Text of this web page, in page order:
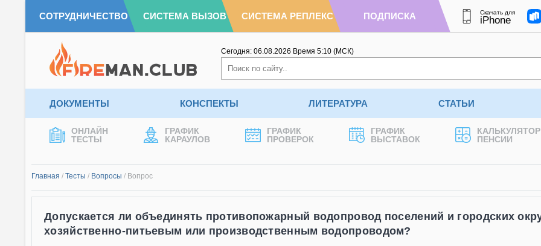
СОТРУДНИЧЕСТВО СИСТЕМА ВЫЗОВ СИСТЕМА РЕПЛЕКС ПОДПИСКА Скачать для
iPhone
Сегодня: 06.08.2026 Время 5:10 (МСК)
ДОКУМЕНТЫ КОНСПЕКТЫ ЛИТЕРАТУРА СТАТЬИ
ОНЛАЙН
ТЕСТЫ
ГРАФИК
КАРАУЛОВ
ГРАФИК
ПРОВЕРОК
ГРАФИК
ВЫСТАВОК
КАЛЬКУЛЯТОР
ПЕНСИИ
Главная / Тесты / Вопросы / Вопрос
Допускается ли объединять противопожарный водопровод поселений и городских
хозяйственно-питьевым или производственным водопроводом?